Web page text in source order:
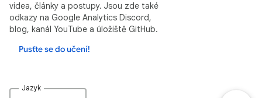
videa, články a postupy. Jsou zde také
odkazy na Google Analytics Discord,
blog, kanál YouTube a úložiště GitHub.
Pusťte se do učení!
Jazyk